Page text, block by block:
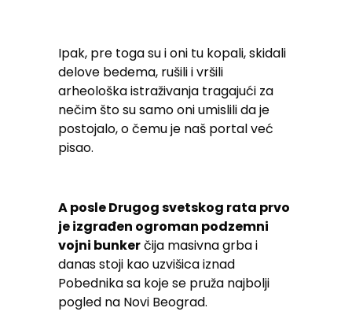
Ipak, pre toga su i oni tu kopali, skidali
delove bedema, rušili i vršili
arheološka istraživanja tragajući za
nečim što su samo oni umislili da je
postojalo, o čemu je naš portal već
pisao.
A posle Drugog svetskog rata prvo
je izgrađen ogroman podzemni
vojni bunkerčija masivna grba i
danas stoji kao uzvišica iznad
Pobednika sa koje se pruža najbolji
pogled na Novi Beograd.